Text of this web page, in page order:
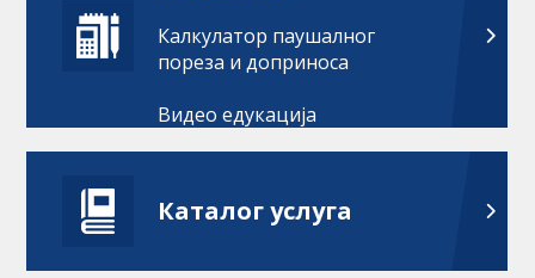
Калкулатор паушалног
пореза и доприноса
Видео едукација
Каталог услуга